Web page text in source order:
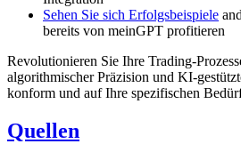
Sehen Sie sich Erfolgsbeispiele
bereits von meinGPT profitieren
Revolutionieren Sie Ihre Trading-
algorithmischer Präzision und KI-
konform und auf Ihre spezifischen
Quellen